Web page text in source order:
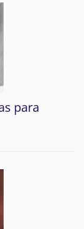
para